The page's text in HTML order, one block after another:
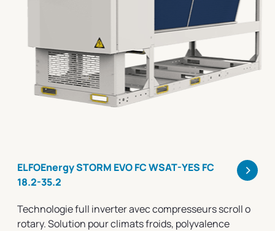
ELFOEnergy STORM EVO FC WSAT-YES FC
18.2-35.2
>
Technologie full inverter avec compresseurs scroll o
rotary. Solution pour climats froids, polyvalence